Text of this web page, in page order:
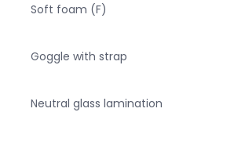
Soft foam (F)
Goggle with strap
Neutral glass lamination